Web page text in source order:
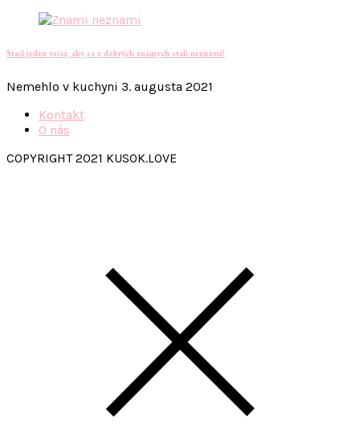
Stačí jeden večer, aby sa z dobrých známych stali neznámi?
Nemehlo v kuchyni 3. augusta 2021
Kontakt
O nás
COPYRIGHT 2021 KUSOK.LOVE